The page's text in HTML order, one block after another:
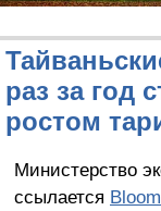
раз за год
ростом
Министерство
ссылается